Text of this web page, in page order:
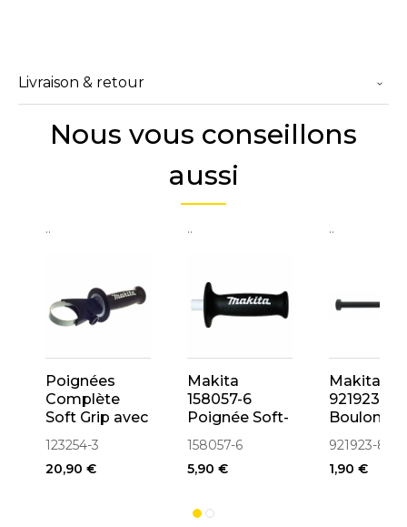
Livraison & retour
Nous vous conseillons
aussi
..
Poignées
Complète
Soft Grip avec
Serrage
Courroie
122749-3
123254-3
20,90 €
..
Makita
158057-6
Poignée Soft-
Grip pour
perforateur
158057-6
5,90 €
..
Makita
921923-8
Boulon
tête plate
pour
921923-8
1,90 €